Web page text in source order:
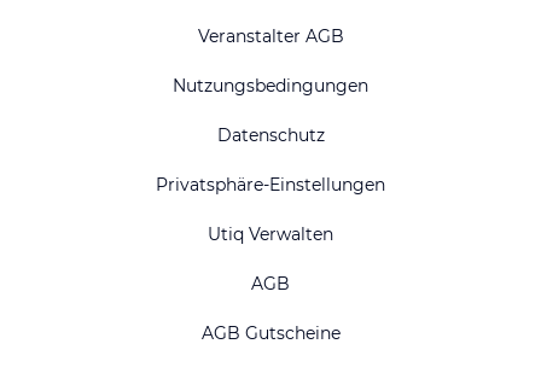
Veranstalter AGB
Nutzungsbedingungen
Datenschutz
Privatsphäre-Einstellungen
Utiq Verwalten
AGB
AGB Gutscheine